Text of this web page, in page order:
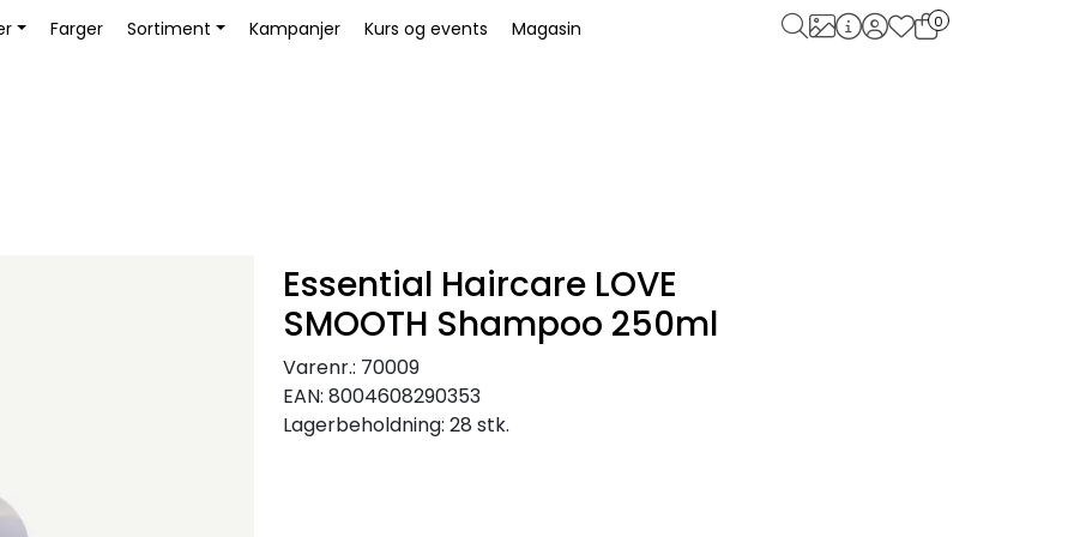
Bli Kunde / Logg inn
Farger Sortiment Kampanjer Kurs og events Magasin 0
Essential Haircare LOVE
SMOOTH Shampoo 250ml
Varenr.: 70009
EAN: 8004608290353
Lagerbeholdning: 28 stk.